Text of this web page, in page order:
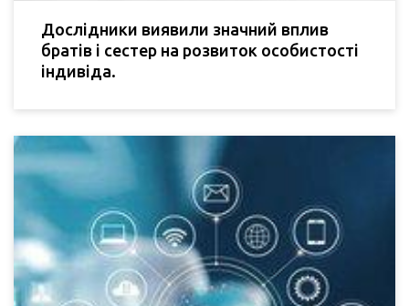
Дослідники виявили значний вплив
братів і сестер на розвиток особистості
індивіда.